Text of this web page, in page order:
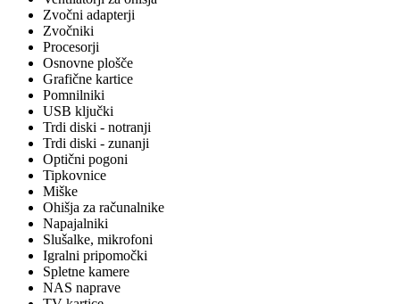
Zvočni adapterji
Zvočniki
Procesorji
Osnovne plošče
Grafične kartice
Pomnilniki
USB ključki
Trdi diski - notranji
Trdi diski - zunanji
Optični pogoni
Tipkovnice
Miške
Ohišja za računalnike
Napajalniki
Slušalke, mikrofoni
Igralni pripomočki
Spletne kamere
NAS naprave